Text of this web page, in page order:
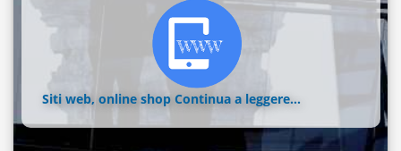
Siti web, online shop Continua a leggere...